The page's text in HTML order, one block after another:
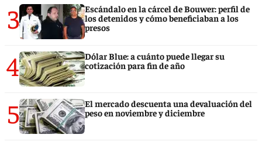
3
Escándalo en la cárcel de Bouwer: perfil de
los detenidos y cómo beneficiaban a los
presos
4
Dólar Blue: a cuánto puede llegar su
cotización para fin de año
5
El mercado descuenta una devaluación del
peso en noviembre y diciembre